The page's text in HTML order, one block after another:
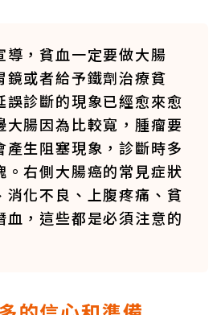
導，貧血一定要做大腸
鏡或者給予鐵劑治療貧
誤診斷的現象已經愈來愈
大腸因為比較寬，腫瘤要
產生阻塞現象，診斷時多
。右側大腸癌的常見症狀
消化不良、上腹疼痛、貧
血，這些都是必須注意的